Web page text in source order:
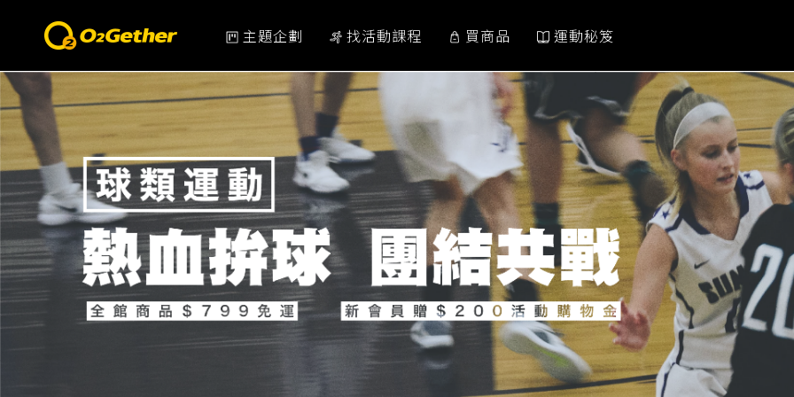
主題企劃 找活動課程 買商品 運動秘笈